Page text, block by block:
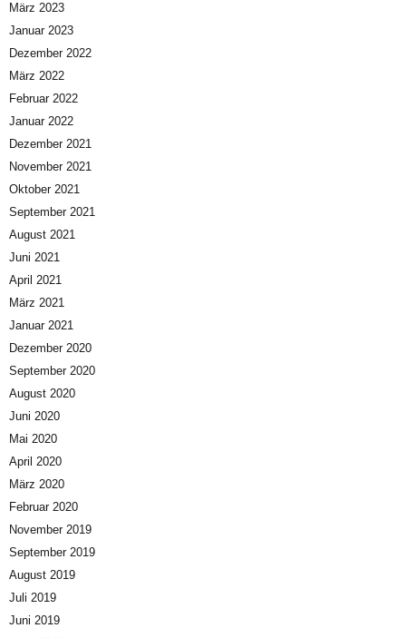
März 2023
Januar 2023
Dezember 2022
März 2022
Februar 2022
Januar 2022
Dezember 2021
November 2021
Oktober 2021
September 2021
August 2021
Juni 2021
April 2021
März 2021
Januar 2021
Dezember 2020
September 2020
August 2020
Juni 2020
Mai 2020
April 2020
März 2020
Februar 2020
November 2019
September 2019
August 2019
Juli 2019
Juni 2019